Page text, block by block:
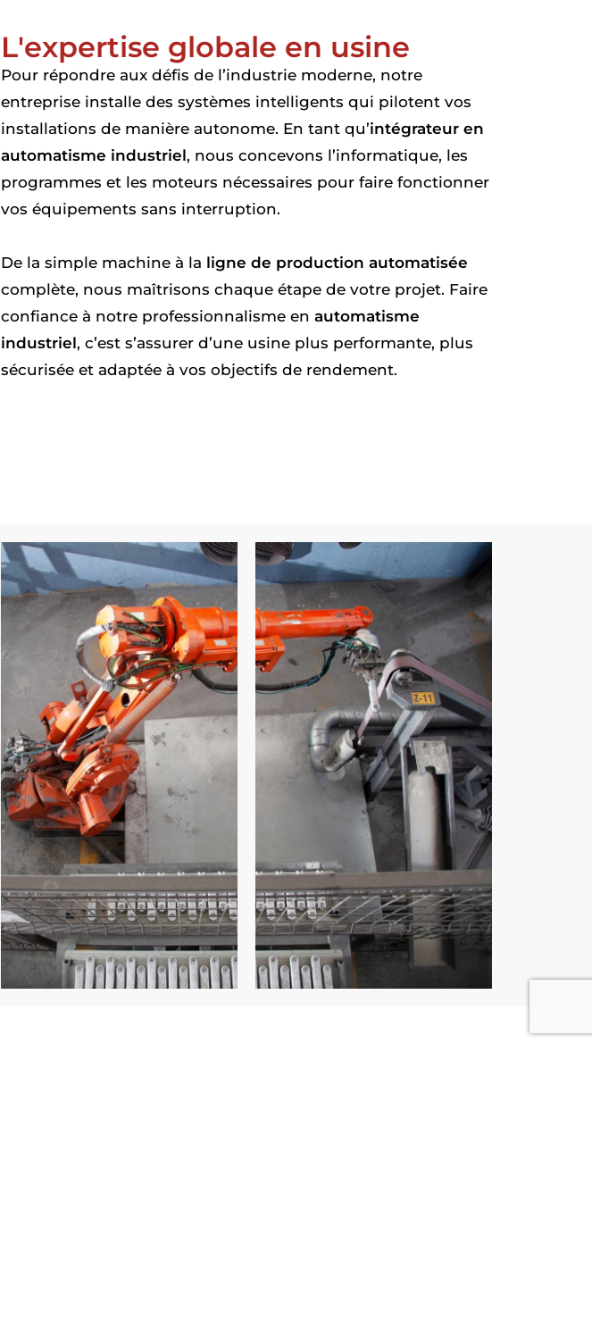
L'expertise globale en usine
Pour répondre aux défis de l’industrie moderne, notre
entreprise installe des systèmes intelligents qui pilotent vos
installations de manière autonome. En tant qu’intégrateur en
automatisme industriel, nous concevons l’informatique, les
programmes et les moteurs nécessaires pour faire fonctionner
vos équipements sans interruption.
De la simple machine à la ligne de production automatisée
complète, nous maîtrisons chaque étape de votre projet. Faire
confiance à notre professionnalisme en automatisme
industriel, c’est s’assurer d’une usine plus performante, plus
sécurisée et adaptée à vos objectifs de rendement.